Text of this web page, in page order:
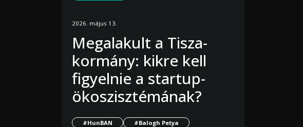
2026. május 13.
Megalakult a Tisza-
kormány: kikre kell
figyelnie a startup-
ökoszisztémának?
#HunBAN
#Balogh Petya